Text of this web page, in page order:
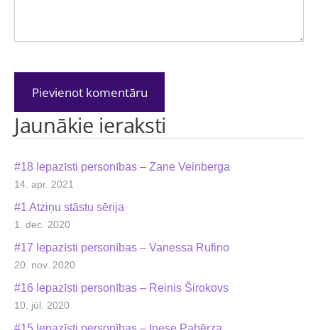
Jaunākie ieraksti
#18 Iepazīsti personības – Zane Veinberga
14. apr. 2021
#1 Atziņu stāstu sērija
1. dec. 2020
#17 Iepazīsti personības – Vanessa Rufino
20. nov. 2020
#16 Iepazīsti personības – Reinis Širokovs
10. jūl. 2020